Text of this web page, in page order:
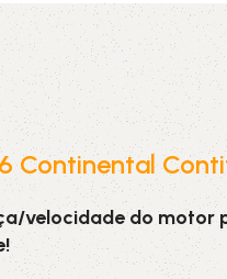
XPZ
Continental
velocidade do motor